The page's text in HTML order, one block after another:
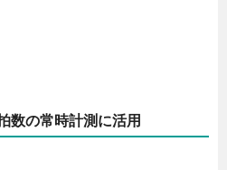
数の常時計測に活用